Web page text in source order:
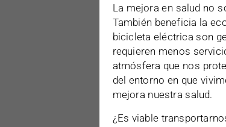
La mejora en salud no
También beneficia la
bicicleta eléctrica son
requieren menos
atmósfera que nos
del entorno en que
mejora nuestra salud.
¿Es viable